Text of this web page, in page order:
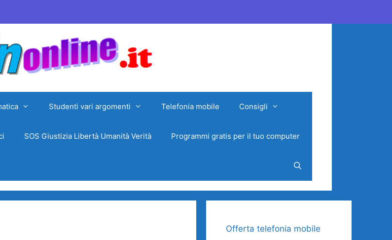
Studenti vari argomenti Telefonia mobile Consigli
SOS Giustizia Libertà Umanità Verità Programmi gratis per il tuo computer
Offerta telefonia mobile